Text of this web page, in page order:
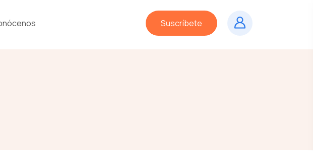
Suscríbete